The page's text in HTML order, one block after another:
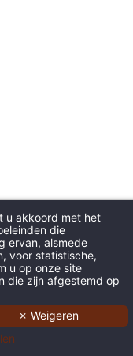
u akkoord met het
die
ervan, alsmede
voor statistische,
u op onze site
die zijn afgestemd op
✗ Weigeren